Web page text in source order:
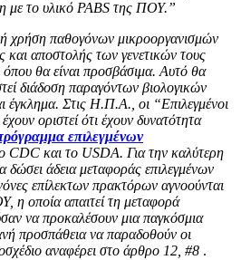
με το υλικό PABS της ΠΟΥ.”
χρήση παθογόνων μικροοργανισμών
και αποστολής των γενετικών τους
όπου θα είναι προσβάσιμα. Αυτό θα
διάδοση παραγόντων βιολογικών
έγκλημα. Στις Η.Π.Α., οι “Επιλεγμένοι
οριστεί ότι έχουν δυνατότητα
επιλεγμένων
το CDC και το USDA. Για την καλύτερη
δώσει άδεια μεταφοράς επιλεγμένων
επίλεκτων πρακτόρων αγνοούνται
η οποία απαιτεί τη μεταφορά
να προκαλέσουν μια παγκόσμια
προσπάθεια να παραδοθούν οι
αναφέρει στο άρθρο 12, #8 .